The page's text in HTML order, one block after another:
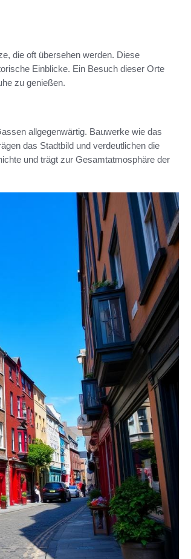
die oft übersehen werden. Diese
Einblicke. Ein Besuch dieser Orte
zu genießen.
allgegenwärtig. Bauwerke wie das
das Stadtbild und verdeutlichen die
und trägt zur Gesamtatmosphäre der